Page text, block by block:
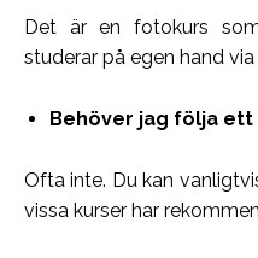
Det är en fotokurs
studerar på egen hand
Behöver jag följa ett
Ofta inte. Du kan
vissa kurser har